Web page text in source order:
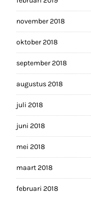
november 2018
oktober 2018
september 2018
augustus 2018
juli 2018
juni 2018
mei 2018
maart 2018
februari 2018